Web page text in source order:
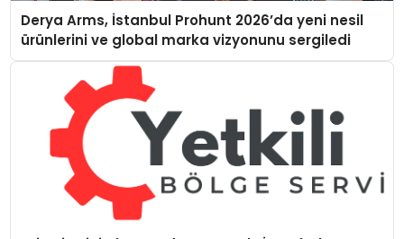
Derya Arms, İstanbul Prohunt 2026’da yeni nesil
ürünlerini ve global marka vizyonunu sergiledi